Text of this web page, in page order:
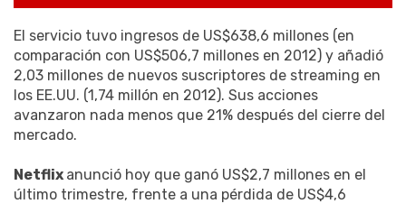
El servicio tuvo ingresos de US$638,6 millones (en
comparación con US$506,7 millones en 2012) y añadió
2,03 millones de nuevos suscriptores de streaming en
los EE.UU. (1,74 millón en 2012). Sus acciones
avanzaron nada menos que 21% después del cierre del
mercado.
Netflix anunció hoy que ganó US$2,7 millones en el
último trimestre, frente a una pérdida de US$4,6